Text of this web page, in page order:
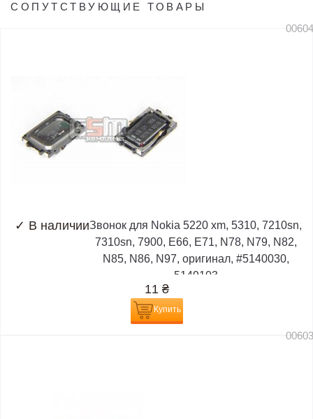
СОПУТСТВУЮЩИЕ ТОВАРЫ
✓ В наличииЗвонок для Nokia 5220 xm, 5310, 7210sn,
7310sn, 7900, E66, E71, N78, N79, N82,
N85, N86, N97, оригинал, #5140030,
5149103
11 ₴
Купить